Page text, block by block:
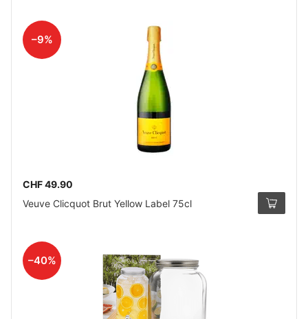
–9%
CHF 49.90
Veuve Clicquot Brut Yellow Label 75cl
–40%